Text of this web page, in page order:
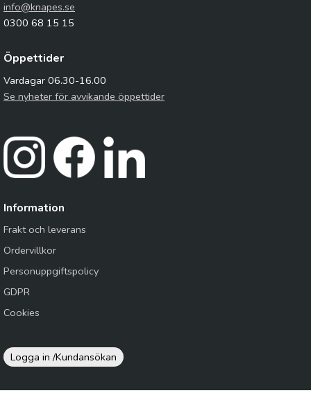
info@knapes.se
0300 68 15 15
Öppettider
Vardagar 06.30-16.00
Se nyheter för avvikande öppettider
Information
Frakt och leverans
Ordervillkor
Personuppgiftspolicy
GDPR
Cookies
Logga in /Kundansökan